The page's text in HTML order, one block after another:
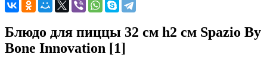
Блюдо для пиццы 32 см h2 см Spazio By
Bone Innovation [1]